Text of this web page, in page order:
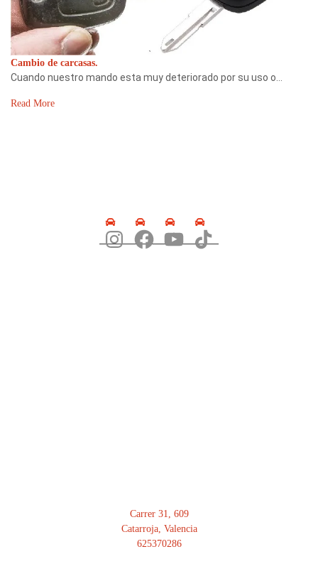
Cambio de carcasas.
Cuando nuestro mando esta muy deteriorado por su uso o…
Read More
Carrer 31, 609
Catarroja, Valencia
625370286